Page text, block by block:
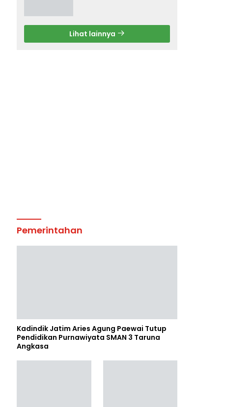
Lihat lainnya
Pemerintahan
Kadindik Jatim Aries Agung Paewai Tutup
Pendidikan Purnawiyata SMAN 3 Taruna
Angkasa